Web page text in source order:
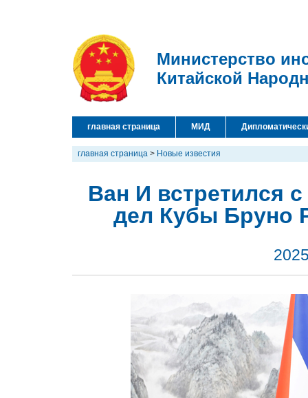
Министерство
Китайской
главная страница МИД
главная страница > Новые известия
Ван И встретился
дел Кубы Бруно